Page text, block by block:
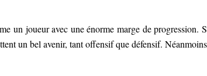
un joueur avec une énorme marge de progression.
un bel avenir, tant offensif que défensif.